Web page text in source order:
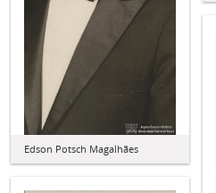
Edson Potsch Magalhães